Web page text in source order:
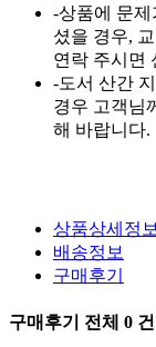
-상품에 문
셨을 경우,
연락 주시면
-도서 산간
경우 고객님
해 바랍니다.
상품상세정보
배송정보
구매후기
구매후기 전체 0 건